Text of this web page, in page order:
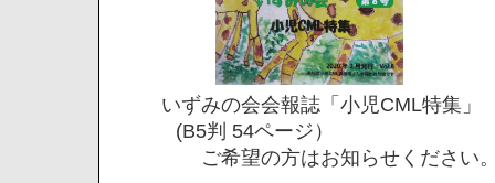
いずみの会会報誌「小児CML特集」
(B5判 54ページ）
ご希望の方はお知らせください。